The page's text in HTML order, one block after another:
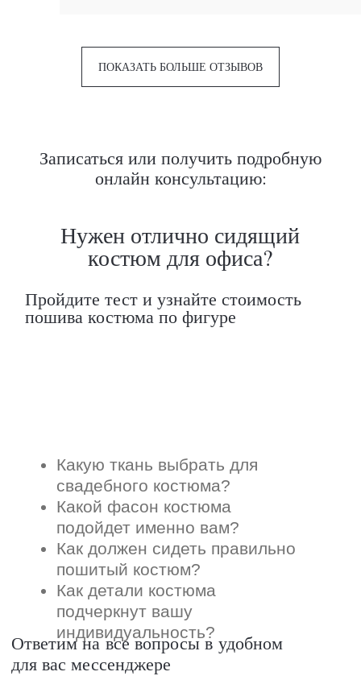
ПОКАЗАТЬ БОЛЬШЕ ОТЗЫВОВ
Записаться или получить подробную
онлайн консультацию: